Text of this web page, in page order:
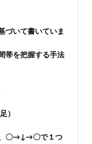
づいて書いていま
帯を把握する手法
）
〇→↓→〇で１つ